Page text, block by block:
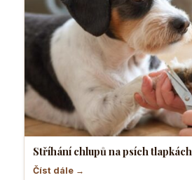
Stříhání chlupů na psích tlapkách
Číst dále →